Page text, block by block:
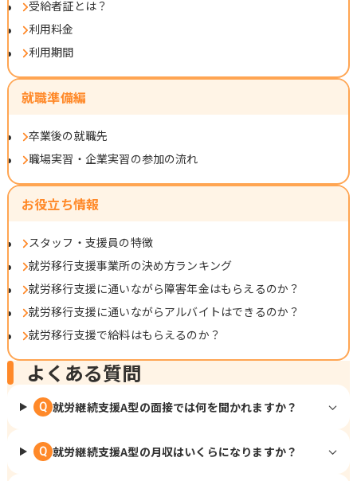
受給者証とは？
利用料金
利用期間
就職準備編
卒業後の就職先
職場実習・企業実習の参加の流れ
お役立ち情報
スタッフ・支援員の特徴
就労移行支援事業所の決め方ランキング
就労移行支援に通いながら障害年金はもらえるのか？
就労移行支援に通いながらアルバイトはできるのか？
就労移行支援で給料はもらえるのか？
よくある質問
Q 就労継続支援A型の面接では何を聞かれますか？
Q 就労継続支援A型の月収はいくらになりますか？